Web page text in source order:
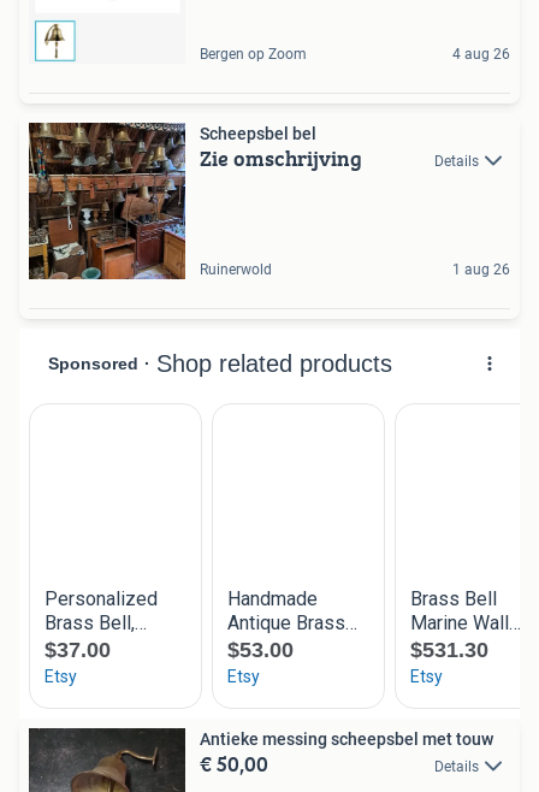
Bergen op Zoom 4 aug 26
Scheepsbel bel
Zie omschrijving Details
Ruinerwold 1 aug 26
Antieke messing scheepsbel met touw
€ 50,00 Details